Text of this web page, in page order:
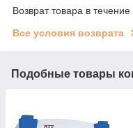
Возврат товара в
Все условия возврата
Подобные товары